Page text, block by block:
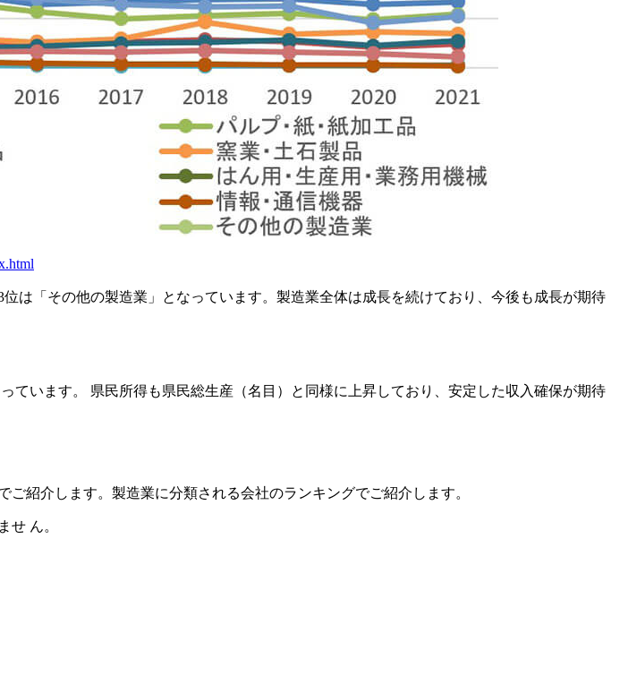
「その他の製造業」となっています。製造業全体は成長を続けており、今後も成長が期待
ています。 県民所得も県民総生産（名目）と同様に上昇しており、安定した収入確保が期待
紹介します。製造業に分類される会社のランキングでご紹介します。
せ ん。